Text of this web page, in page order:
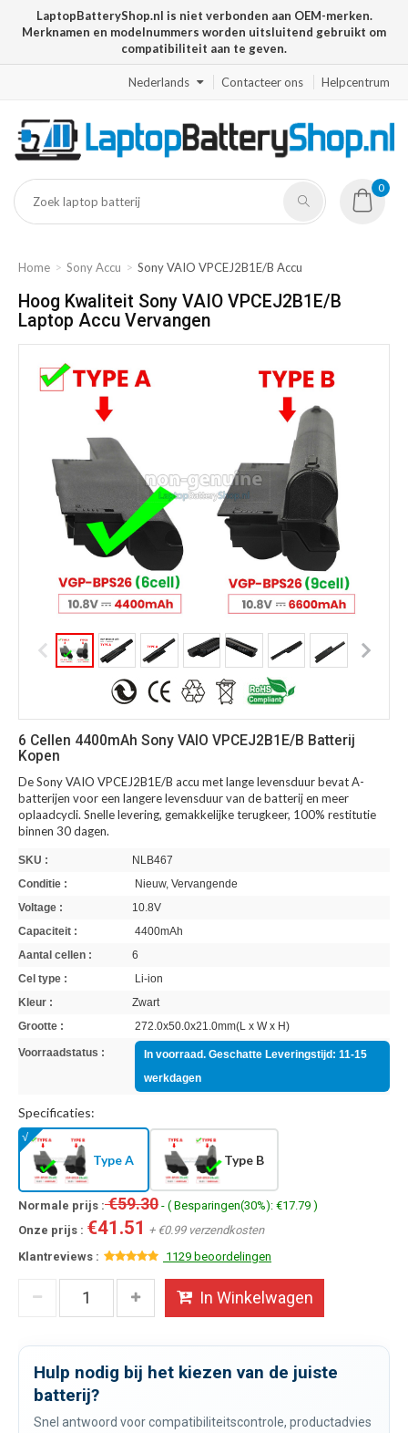
LaptopBatteryShop.nl is niet verbonden aan OEM-merken.
Merknamen en modelnummers worden uitsluitend gebruikt om
compatibiliteit aan te geven.
Nederlands Contacteer ons Helpcentrum
0
Home Sony Accu Sony VAIO VPCEJ2B1E/B Accu
Hoog Kwaliteit Sony VAIO VPCEJ2B1E/B
Laptop Accu Vervangen
6 Cellen 4400mAh Sony VAIO VPCEJ2B1E/B Batterij
Kopen
De Sony VAIO VPCEJ2B1E/B accu met lange levensduur bevat A-
batterijen voor een langere levensduur van de batterij en meer
oplaadcycli. Snelle levering, gemakkelijke terugkeer, 100% restitutie
binnen 30 dagen.
SKU :
NLB467
Conditie :
Nieuw, Vervangende
Voltage :
10.8V
Capaciteit :
4400mAh
Aantal cellen :
6
Cel type :
Li-ion
Kleur :
Zwart
Grootte :
272.0x50.0x21.0mm(L x W x H)
Voorraadstatus :
In voorraad. Geschatte Leveringstijd: 11-15
werkdagen
Specificaties:
Type A Type B
Normale prijs :€59.30 - ( Besparingen(30%): €17.79 )
Onze prijs : €41.51 + €0.99 verzendkosten
Klantreviews :
1129 beoordelingen
In Winkelwagen
Hulp nodig bij het kiezen van de juiste
batterij?
Snel antwoord voor compatibiliteitscontrole, productadvies